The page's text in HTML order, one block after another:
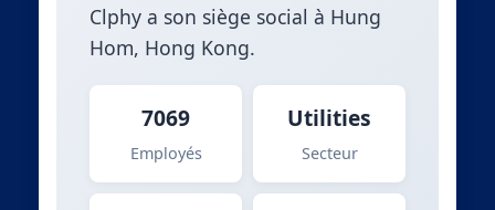
Clphy a son siège social à Hung
Hom, Hong Kong.
7069
Employés
Utilities
Secteur